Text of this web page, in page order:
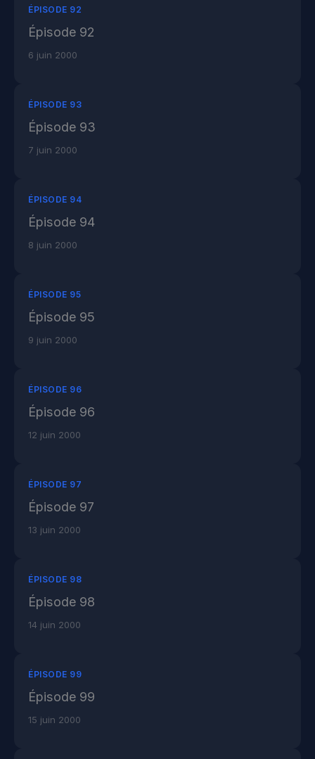
ÉPISODE 92
Épisode 92
6 juin 2000
ÉPISODE 93
Épisode 93
7 juin 2000
ÉPISODE 94
Épisode 94
8 juin 2000
ÉPISODE 95
Épisode 95
9 juin 2000
ÉPISODE 96
Épisode 96
12 juin 2000
ÉPISODE 97
Épisode 97
13 juin 2000
ÉPISODE 98
Épisode 98
14 juin 2000
ÉPISODE 99
Épisode 99
15 juin 2000